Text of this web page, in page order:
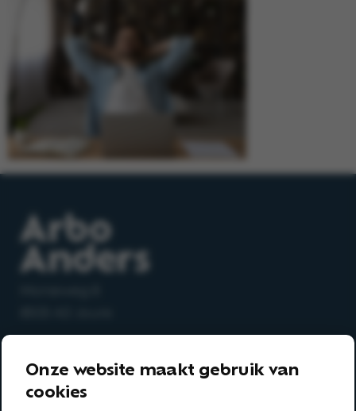
Maandag t/m vrijdag
08.30 – 17.00 uur
Onze website maakt gebruik van
cookies